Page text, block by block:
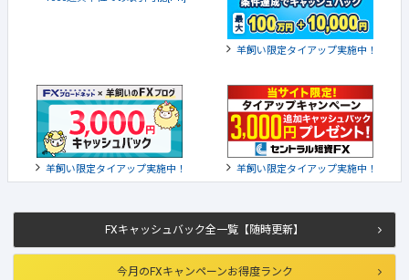
FXキャッシュバック全一覧【随時更新】
今月のFXキャンペーンお得度ランク
羊飼い限定タイアップ実施中！
羊飼い限定タイアップ実施中！ 羊飼い限定タイアップ実施中！